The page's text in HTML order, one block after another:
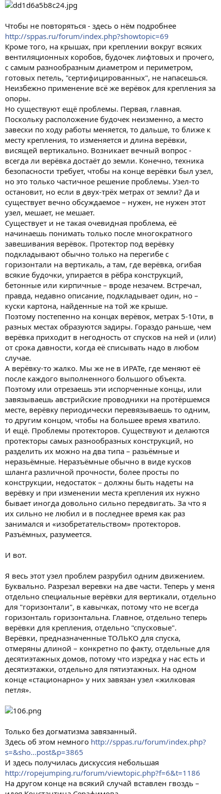
Чтобы не повторяться - здесь о нём подробнее
http://sppas.ru/forum/index.php?showtopic=69
Кроме того, на крышах, при креплении вокруг всяких
вентиляционных коробов, будочек лифтовых и прочего,
с самым разнообразным диаметром и периметром,
готовых петель, "сертифицированных", не напасешься.
Неизбежно применение всё же верёвок для крепления за
опоры.
Но существуют ещё проблемы. Первая, главная.
Поскольку расположение будочек неизменно, а место
завески по ходу работы меняется, то дальше, то ближе к
месту крепления, то изменяется и длина верёвки,
висящей вертикально. Возникает вечный вопрос -
всегда ли верёвка достаёт до земли. Конечно, техника
безопасности требует, чтобы на конце верёвки был узел,
но это только частичное решение проблемы. Узел-то
остановит, но если в двух-трёх метрах от земли? Да и
существует вечно обсуждаемое – нужен, не нужен этот
узел, мешает, не мешает.
Существует и не такая очевидная проблема, её
начинаешь понимать только после многократного
завешивания верёвок. Протектор под верёвку
подкладывают обычно только на перегибе с
горизонтали на вертикаль, а там, где верёвка, огибая
всякие будочки, упирается в рёбра конструкций,
бетонные или кирпичные – вроде незачем. Встречал,
правда, недавно описание, подкладывает один, но –
куски картона, найденные на той же крыше.
Поэтому постепенно на концах верёвок, метрах 5-10ти, в
разных местах образуются задиры. Гораздо раньше, чем
верёвка приходит в негодность от спусков на ней и (или)
от срока давности, когда её списывать надо в любом
случае.
А верёвку-то жалко. Мы же не в ИРАТе, где меняют её
после каждого выполненного большого объекта.
Поэтому или отрезаешь эти испорченные концы, или
завязываешь австрийские проводники на протёршемся
месте, верёвку периодически перевязываешь то одним,
то другим концом, чтобы на большее время хватило.
И ещё. Проблемы протекторов. Существуют и делаются
протекторы самых разнообразных конструкций, но
разделить их можно на два типа – разьёмные и
неразьёмные. Неразъёмные обычно в виде кусков
шланга различной прочности, более просты по
конструкции, недостаток – должны быть надеты на
верёвку и при изменении места крепления их нужно
бывает иногда довольно сильно передвигать. За что я
их сильно не любил и в последнее время как раз
занимался и «изобретательством» протекторов.
Разъёмных, разумеется.
И вот.
Я весь этот узел проблем разрубил одним движением.
Буквально. Разрезал веревки на две части. Теперь у меня
отдельно специальные верёвки для вертикали, отдельно
для "горизонтали", в кавычках, потому что не всегда
горизонталь горизонтальна. Главное, отдельно теперь
верёвки для крепления, отдельно "спусковые".
Верёвки, предназначенные ТОЛЬКО для спуска,
отмеряны длиной – конкретно по факту, отдельные для
десятиэтажных домов, потому что изредка у нас есть и
десятиэтажки, отдельно для пятиэтажных. На одном
конце «стационарно» у них завязан узел «жилковая
петля».
Только без догматизма завязанный.
Здесь об этом немного http://sppas.ru/forum/index.php?
s=&sho...post&p=3865
И здесь получилась дискуссия небольшая
http://ropejumping.ru/forum/viewtopic.php?f=6&t=1186
На другом конце на всякий случай вставлен гвоздь –